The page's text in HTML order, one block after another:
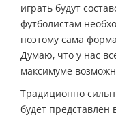
играть будут
футболистам
поэтому сама
Думаю, что у нас
максимуме
Традиционно
будет представлен